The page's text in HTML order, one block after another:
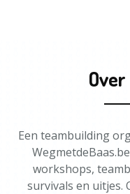
Een teambuilding
workshops,
survivals en uitjes.